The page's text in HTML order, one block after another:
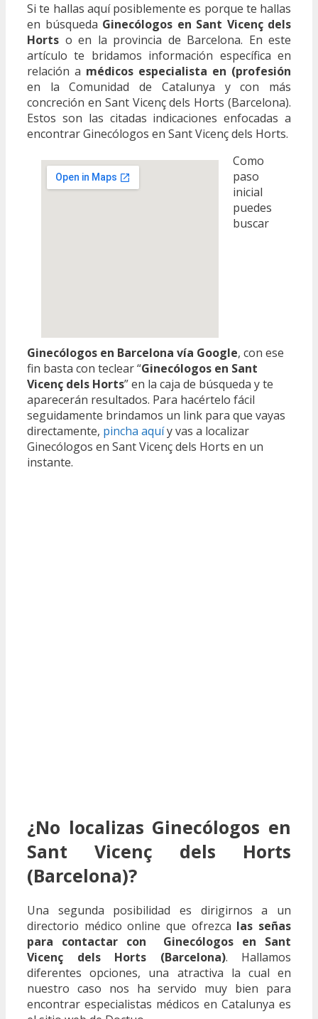
Si te hallas aquí posiblemente es porque te hallas
en búsqueda Ginecólogos en Sant Vicenç dels
Horts o en la provincia de Barcelona. En este
artículo te bridamos información específica en
relación a médicos especialista en (profesión
en la Comunidad de Catalunya y con más
concreción en Sant Vicenç dels Horts (Barcelona).
Estos son las citadas indicaciones enfocadas a
encontrar Ginecólogos en Sant Vicenç dels Horts.
Como
paso
inicial
puedes
buscar
Ginecólogos en Barcelona vía Google, con ese
fin basta con teclear “Ginecólogos en Sant
Vicenç dels Horts” en la caja de búsqueda y te
aparecerán resultados. Para hacértelo fácil
seguidamente brindamos un link para que vayas
directamente, pincha aquíy vas a localizar
Ginecólogos en Sant Vicenç dels Horts en un
instante.
¿No localizas Ginecólogos en
Sant Vicenç dels Horts
(Barcelona)?
Una segunda posibilidad es dirigirnos a un
directorio médico online que ofrezca las señas
para contactar con Ginecólogos en Sant
Vicenç dels Horts (Barcelona). Hallamos
diferentes opciones, una atractiva la cual en
nuestro caso nos ha servido muy bien para
encontrar especialistas médicos en Catalunya es